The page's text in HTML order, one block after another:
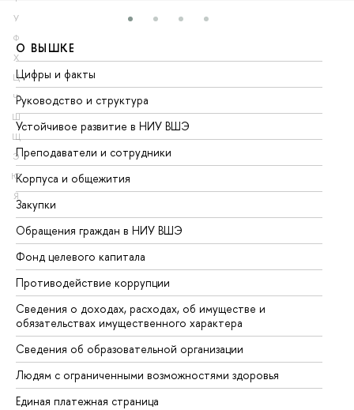
У
Ф
Х
Ц
Ч
Ш
Щ
Э
Ю
Я
О ВЫШКЕ
Цифры и факты
Руководство и структура
Устойчивое развитие в НИУ ВШЭ
Преподаватели и сотрудники
Корпуса и общежития
Закупки
Обращения граждан в НИУ ВШЭ
Фонд целевого капитала
Противодействие коррупции
Сведения о доходах, расходах, об имуществе и
обязательствах имущественного характера
Сведения об образовательной организации
Людям с ограниченными возможностями здоровья
Единая платежная страница